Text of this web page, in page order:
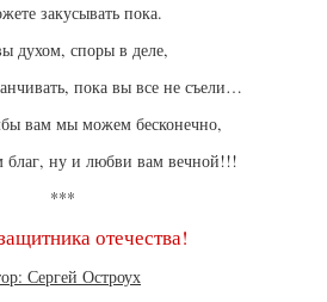
закусывать пока.
духом, споры в деле,
пока вы все не съели…
вам мы можем бесконечно,
благ, ну и любви вам вечной!!!
***
отечества!
Сергей Остроух